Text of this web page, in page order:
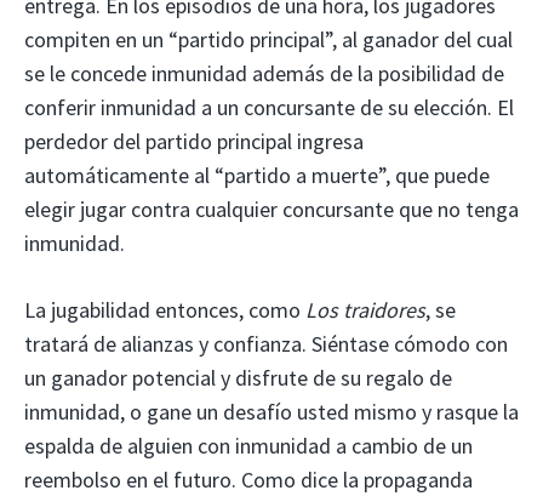
entrega. En los episodios de una hora, los jugadores
compiten en un “partido principal”, al ganador del cual
se le concede inmunidad además de la posibilidad de
conferir inmunidad a un concursante de su elección. El
perdedor del partido principal ingresa
automáticamente al “partido a muerte”, que puede
elegir jugar contra cualquier concursante que no tenga
inmunidad.
La jugabilidad entonces, como Los traidores, se
tratará de alianzas y confianza. Siéntase cómodo con
un ganador potencial y disfrute de su regalo de
inmunidad, o gane un desafío usted mismo y rasque la
espalda de alguien con inmunidad a cambio de un
reembolso en el futuro. Como dice la propaganda